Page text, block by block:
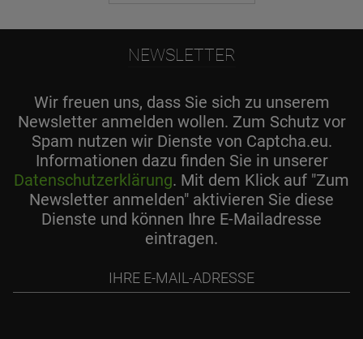
NEWSLETTER
Wir freuen uns, dass Sie sich zu unserem
Newsletter anmelden wollen. Zum Schutz vor
Spam nutzen wir Dienste von Captcha.eu.
Informationen dazu finden Sie in unserer
Datenschutzerklärung. Mit dem Klick auf "Zum
Newsletter anmelden" aktivieren Sie diese
Dienste und können Ihre E-Mailadresse
eintragen.
Mail-